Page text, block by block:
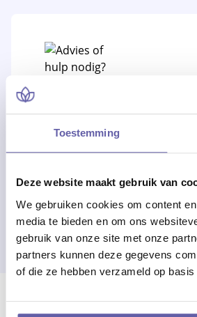
Toestemming
Deze website maakt gebruik van
We gebruiken cookies om content
media te bieden en om ons
gebruik van onze site met onze
partners kunnen deze gegevens
of die ze hebben verzameld op
Advies of hulp nodig?
Alle werkdagen op
Of bel 088 - 170 1500
Er ging iets mis bij het